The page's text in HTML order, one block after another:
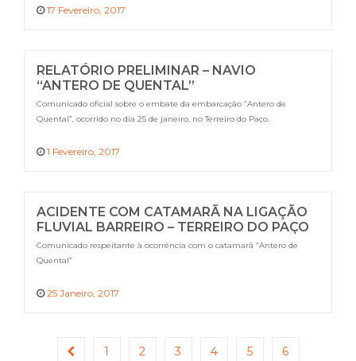
permitem o carregamento de títulos na Transtejo, Carris, Metro e CP.
17 Fevereiro, 2017
RELATÓRIO PRELIMINAR – NAVIO
“ANTERO DE QUENTAL”
Comunicado oficial sobre o embate da embarcação “Antero de
Quental”, ocorrido no dia 25 de janeiro, no Terreiro do Paço.
1 Fevereiro, 2017
ACIDENTE COM CATAMARÃ NA LIGAÇÃO
FLUVIAL BARREIRO – TERREIRO DO PAÇO
Comunicado respeitante à ocorrência com o catamarã “Antero de
Quental”
25 Janeiro, 2017
1 2 3 4 5 6